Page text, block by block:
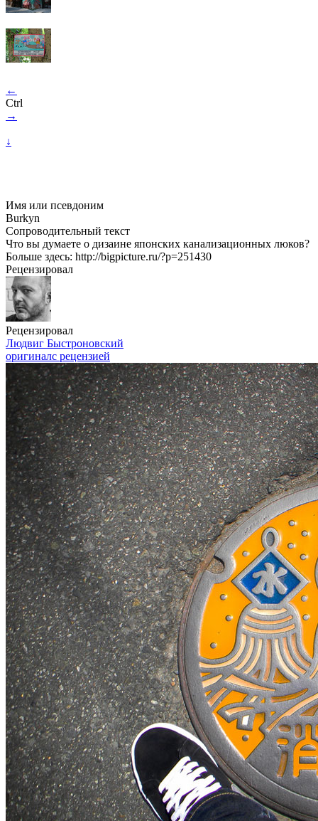
←
Ctrl
→
↓
Имя или псевдоним
Burkyn
Сопроводительный текст
Что вы думаете о дизаине японских канализационных люков?
Больше здесь: http://bigpicture.ru/?p=251430
Рецензировал
Рецензировал
Людвиг Быстроновский
оригиналс рецензией